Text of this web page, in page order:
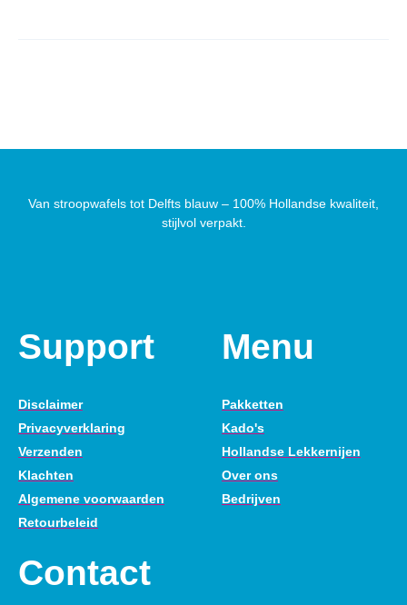
Van stroopwafels tot Delfts blauw – 100% Hollandse kwaliteit,
stijlvol verpakt.
Support
Disclaimer
Privacyverklaring
Verzenden
Klachten
Algemene voorwaarden
Retourbeleid
Menu
Pakketten
Kado's
Hollandse Lekkernijen
Over ons
Bedrijven
Contact